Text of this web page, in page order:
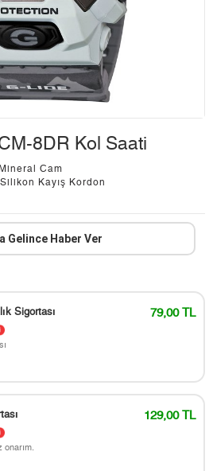
8DR Kol Saati
Cam
Silikon Kayış Kordon
Gelince Haber Ver
Sigortası 79,00 TL
129,00 TL
onarım.